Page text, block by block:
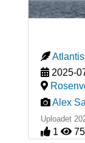
2025-
Alex
Uploadet
1